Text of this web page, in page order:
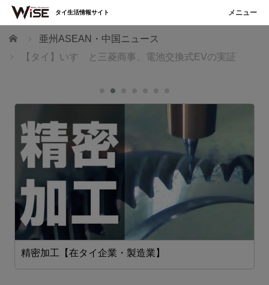
ホーム
亜州ASEAN・中国ニュース
【タイ】いすゞと三菱商事、電池交換式EVの実証
精密加工【在タイ企業・製造業】
タイ生活情報サイト